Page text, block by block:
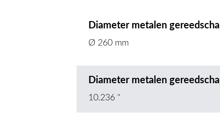
Diameter metalen
Ø 260 mm
Diameter metalen
10.236 "